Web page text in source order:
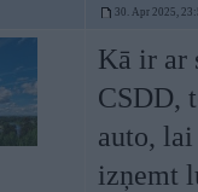
30. Apr 2025,
Kā ir ar
CSDD,
auto,
izņemt